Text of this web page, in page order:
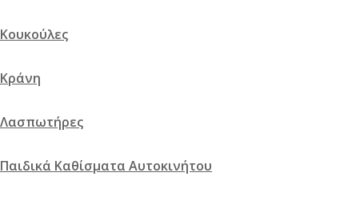
Κουκούλες
Κράνη
Λασπωτήρες
Παιδικά Καθίσματα Αυτοκινήτου